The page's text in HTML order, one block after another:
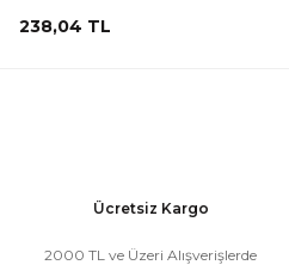
238,04 TL
Ücretsiz Kargo
2000 TL ve Üzeri Alışverişlerde